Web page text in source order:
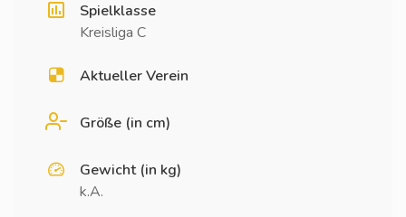
Spielklasse
Kreisliga C
Aktueller Verein
Größe (in cm)
Gewicht (in kg)
k.A.